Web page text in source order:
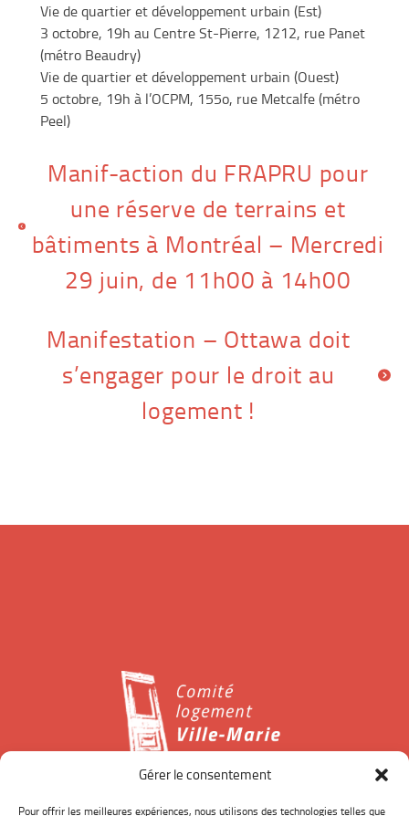
Gérer le consentement
Pour offrir les meilleures expériences, nous utilisons des technologies telles que
Vie de quartier et développement urbain (Est)
3 octobre, 19h au Centre St-Pierre, 1212, rue Panet
(métro Beaudry)
Vie de quartier et développement urbain (Ouest)
5 octobre, 19h à l’OCPM, 155o, rue Metcalfe (métro
Peel)
Navigation
de
l’article
Manif-action du FRAPRU pour
une réserve de terrains et
bâtiments à Montréal – Mercredi
29 juin, de 11h00 à 14h00
Manifestation – Ottawa doit
s’engager pour le droit au
logement !
Le Comité logement Ville-Marie est un organisme à but